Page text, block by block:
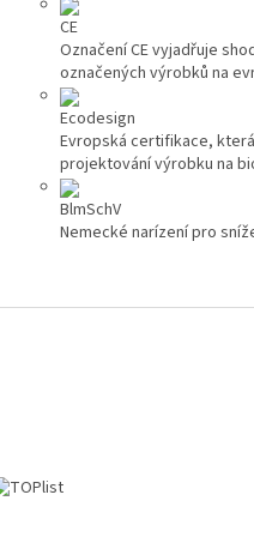
CE
Označení CE vyjadřuje
označených výrobků na
Ecodesign
Evropská certifikace,
projektování výrobku na
BlmSchV
Nemecké narízení pro